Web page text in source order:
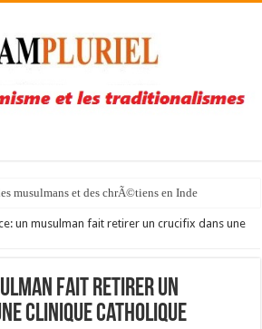
musulmans et des chrÃ©tiens en Inde
un musulman fait retirer un crucifix dans une
fait retirer un
clinique catholique